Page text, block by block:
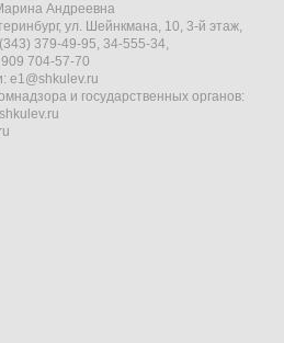
Андреевна
ул. Шейнкмана, 10, 3-й этаж,
379-49-95, 34-555-34,
704-57-70
e1@shkulev.ru
и государственных органов: